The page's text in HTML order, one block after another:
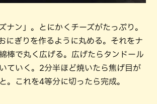
ナン」。とにかくチーズがたっぷり。
にぎりを作るように丸める。それをナ
棒で丸く広げる。広げたらタンドール
ていく。2分半ほど焼いたら焦げ目が
。これを4等分に切ったら完成。